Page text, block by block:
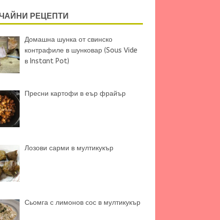
РЕЦЕПТИ
Домашна шунка от свинско
контрафиле в шунковар (Sous Vide
в Instant Pot)
Пресни картофи в еър фрайър
Лозови сарми в мултикукър
Сьомга с лимонов сос в мултикукър